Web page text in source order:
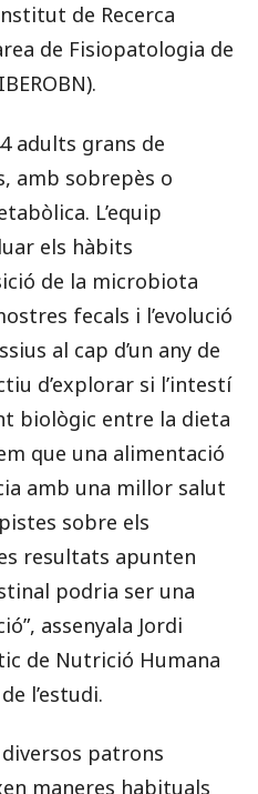
de Recerca
de Fisiopatologia de
adults grans de
amb sobrepès o
L’equip
els hàbits
de la microbiota
fecals i l’evolució
al cap d’un any de
d’explorar si l’intestí
biològic entre la dieta
que una alimentació
amb una millor salut
sobre els
resultats apunten
podria ser una
assenyala Jordi
de Nutrició Humana
l’estudi.
patrons
maneres habituals